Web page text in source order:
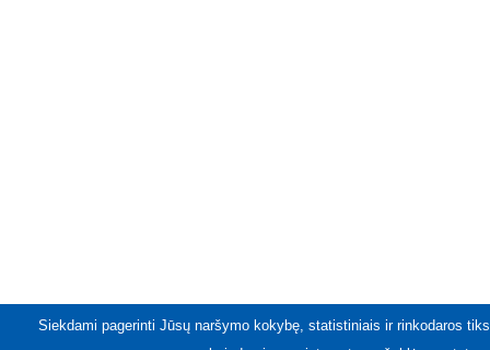
Siekdami pagerinti Jūsų naršymo kokybę, statistiniais ir rinkodaros